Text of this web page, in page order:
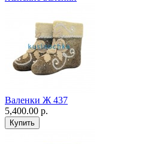
Валенки Ж 437
5,400.00 р.